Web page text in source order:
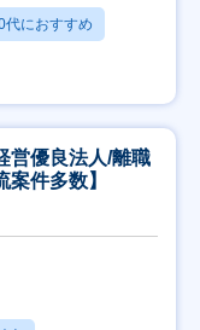
代におすすめ
優良法人/離職
件多数】